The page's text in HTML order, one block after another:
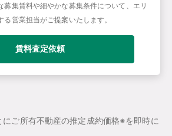
募集賃料や細やかな募集条件について、エリ
る営業担当がご提案いたします。
賃料査定依頼
にご所有不動産の推定成約価格※を即時に